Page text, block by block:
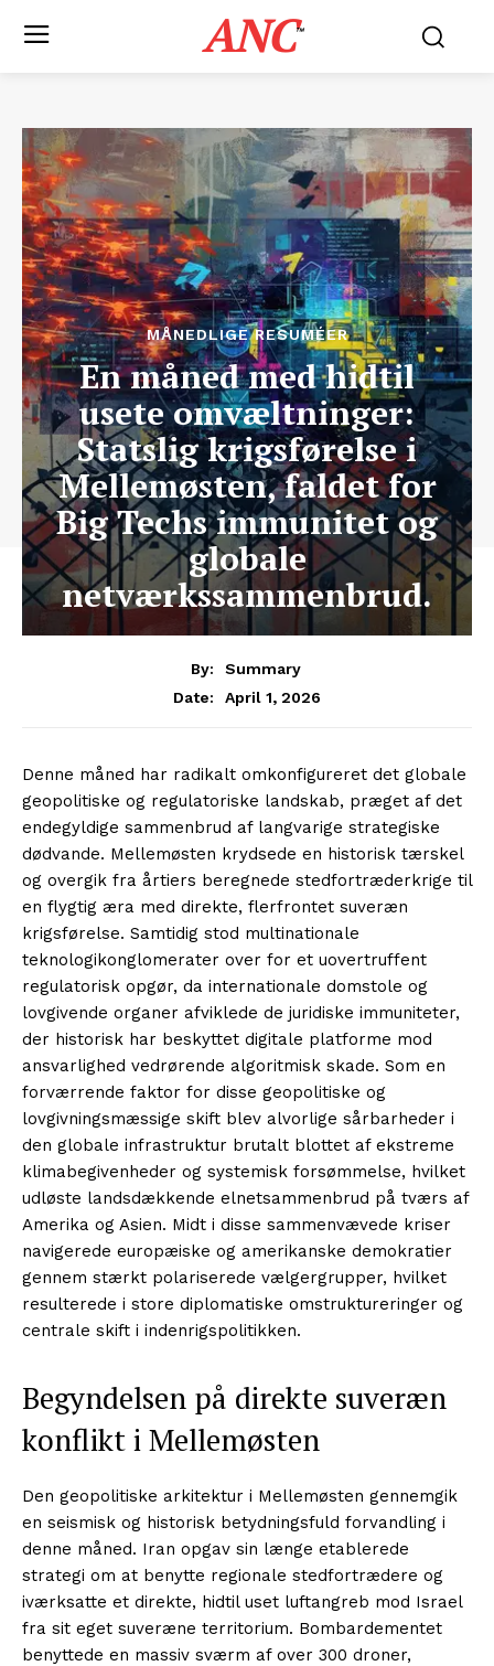
ANC™
MÅNEDLIGE RESUMÉER
En måned med hidtil
usete omvæltninger:
Statslig krigsførelse i
Mellemøsten, faldet for
Big Techs immunitet og
globale
netværkssammenbrud.
By:
Summary
Date:
April 1, 2026
Denne måned har radikalt omkonfigureret det globale
geopolitiske og regulatoriske landskab, præget af det
endegyldige sammenbrud af langvarige strategiske
dødvande. Mellemøsten krydsede en historisk tærskel
og overgik fra årtiers beregnede stedfortræderkrige til
en flygtig æra med direkte, flerfrontet suveræn
krigsførelse. Samtidig stod multinationale
teknologikonglomerater over for et uovertruffent
regulatorisk opgør, da internationale domstole og
lovgivende organer afviklede de juridiske immuniteter,
der historisk har beskyttet digitale platforme mod
ansvarlighed vedrørende algoritmisk skade. Som en
forværrende faktor for disse geopolitiske og
lovgivningsmæssige skift blev alvorlige sårbarheder i
den globale infrastruktur brutalt blottet af ekstreme
klimabegivenheder og systemisk forsømmelse, hvilket
udløste landsdækkende elnetsammenbrud på tværs af
Amerika og Asien. Midt i disse sammenvævede kriser
navigerede europæiske og amerikanske demokratier
gennem stærkt polariserede vælgergrupper, hvilket
resulterede i store diplomatiske omstruktureringer og
centrale skift i indenrigspolitikken.
Begyndelsen på direkte suveræn
konflikt i Mellemøsten
Den geopolitiske arkitektur i Mellemøsten gennemgik
en seismisk og historisk betydningsfuld forvandling i
denne måned. Iran opgav sin længe etablerede
strategi om at benytte regionale stedfortrædere og
iværksatte et direkte, hidtil uset luftangreb mod Israel
fra sit eget suveræne territorium. Bombardementet
benyttede en massiv sværm af over 300 droner,